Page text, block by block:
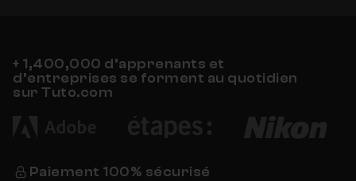
+ 1,400,000 d’apprenants et
d’entreprises se forment au quotidien
sur Tuto.com
Paiement 100% sécurisé